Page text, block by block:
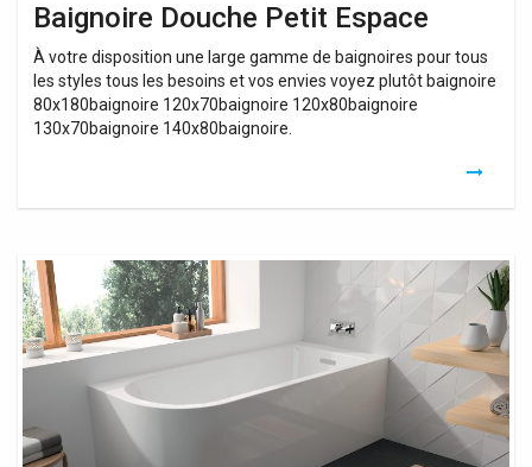
Baignoire Douche Petit Espace
À votre disposition une large gamme de baignoires pour tous
les styles tous les besoins et vos envies voyez plutôt baignoire
80x180baignoire 120x70baignoire 120x80baignoire
130x70baignoire 140x80baignoire.
Baignoire
D
Angle
Pour
Petit